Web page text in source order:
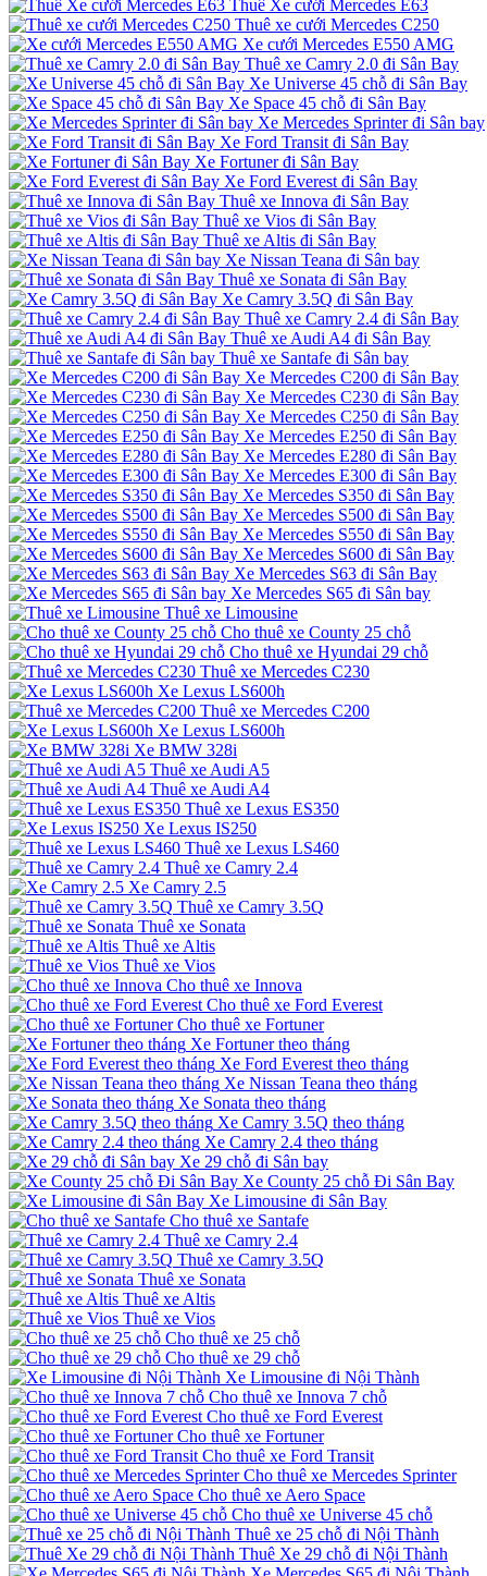
Thuê Xe cưới Mercedes E63
Thuê xe cưới Mercedes C250
Xe cưới Mercedes E550 AMG
Thuê xe Camry 2.0 đi Sân Bay
Xe Universe 45 chỗ đi Sân Bay
Xe Space 45 chỗ đi Sân Bay
Xe Mercedes Sprinter đi Sân bay
Xe Ford Transit đi Sân Bay
Xe Fortuner đi Sân Bay
Xe Ford Everest đi Sân Bay
Thuê xe Innova đi Sân Bay
Thuê xe Vios đi Sân Bay
Thuê xe Altis đi Sân Bay
Xe Nissan Teana đi Sân bay
Thuê xe Sonata đi Sân Bay
Xe Camry 3.5Q đi Sân Bay
Thuê xe Camry 2.4 đi Sân Bay
Thuê xe Audi A4 đi Sân Bay
Thuê xe Santafe đi Sân bay
Xe Mercedes C200 đi Sân Bay
Xe Mercedes C230 đi Sân Bay
Xe Mercedes C250 đi Sân Bay
Xe Mercedes E250 đi Sân Bay
Xe Mercedes E280 đi Sân Bay
Xe Mercedes E300 đi Sân Bay
Xe Mercedes S350 đi Sân Bay
Xe Mercedes S500 đi Sân Bay
Xe Mercedes S550 đi Sân Bay
Xe Mercedes S600 đi Sân Bay
Xe Mercedes S63 đi Sân Bay
Xe Mercedes S65 đi Sân bay
Thuê xe Limousine
Cho thuê xe County 25 chỗ
Cho thuê xe Hyundai 29 chỗ
Thuê xe Mercedes C230
Xe Lexus LS600h
Thuê xe Mercedes C200
Xe Lexus LS600h
Xe BMW 328i
Thuê xe Audi A5
Thuê xe Audi A4
Thuê xe Lexus ES350
Xe Lexus IS250
Thuê xe Lexus LS460
Thuê xe Camry 2.4
Xe Camry 2.5
Thuê xe Camry 3.5Q
Thuê xe Sonata
Thuê xe Altis
Thuê xe Vios
Cho thuê xe Innova
Cho thuê xe Ford Everest
Cho thuê xe Fortuner
Xe Fortuner theo tháng
Xe Ford Everest theo tháng
Xe Nissan Teana theo tháng
Xe Sonata theo tháng
Xe Camry 3.5Q theo tháng
Xe Camry 2.4 theo tháng
Xe 29 chỗ đi Sân bay
Xe County 25 chỗ Đi Sân Bay
Xe Limousine đi Sân Bay
Cho thuê xe Santafe
Thuê xe Camry 2.4
Thuê xe Camry 3.5Q
Thuê xe Sonata
Thuê xe Altis
Thuê xe Vios
Cho thuê xe 25 chỗ
Cho thuê xe 29 chỗ
Xe Limousine đi Nội Thành
Cho thuê xe Innova 7 chỗ
Cho thuê xe Ford Everest
Cho thuê xe Fortuner
Cho thuê xe Ford Transit
Cho thuê xe Mercedes Sprinter
Cho thuê xe Aero Space
Cho thuê xe Universe 45 chỗ
Thuê xe 25 chỗ đi Nội Thành
Thuê Xe 29 chỗ đi Nội Thành